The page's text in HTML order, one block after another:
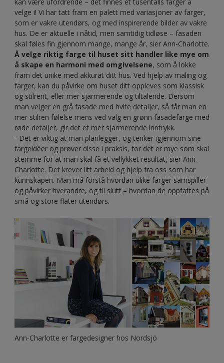
velge i! Vi har tatt fram en palett med variasjoner av farger,
som er vakre utendørs, og med inspirerende bilder av vakre
hus. De er aktuelle i nåtid, men samtidig tidløse – fasaden
skal føles fin gjennom mange, mange år, sier Ann-Charlotte.
Å velge riktig farge til huset sitt handler like mye om
å skape en harmoni med omgivelsene, som å lokke
fram det unike med akkurat ditt hus. Ved hjelp av maling og
farger, kan du påvirke om huset ditt oppleves som klassisk
og stilrent, eller mer sjarmerende og tiltalende. Dersom
man velger en grå fasade med hvite detaljer, så får man en
mer stilren følelse mens ved valg en grønn fasadefarge med
røde detaljer, gir det et mer sjarmerende inntrykk.
- Det er viktig at man planlegger, og tenker igjennom sine
fargeidéer og prøver disse i praksis, for det er mye som skal
stemme for at man skal få et vellykket resultat, sier Ann-
Charlotte. Det krever litt arbeid og hjelp fra oss som har
kunnskapen. Man må forstå hvordan ulike farger samspiller
og påvirker hverandre, og til slutt – hvordan de oppfattes på
små og store flater utendørs.
Ann-Charlotte er fargedesigner hos Nordsjö